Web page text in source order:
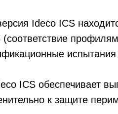
Ideco ICS
(соответствие
испытания
ICS обеспечивает
к защите